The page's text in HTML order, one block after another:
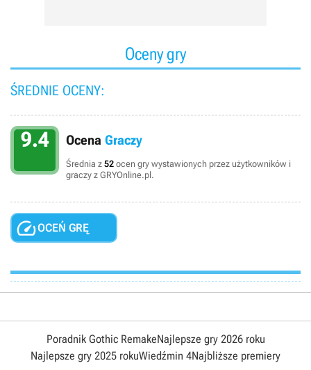
Oceny gry
ŚREDNIE OCENY:
9.4 Ocena Graczy
Średnia z 52 ocen gry wystawionych przez użytkowników i
graczy z GRYOnline.pl.
OCEŃ GRĘ
Poradnik Gothic RemakeNajlepsze gry 2026 roku
Najlepsze gry 2025 rokuWiedźmin 4Najbliższe premiery